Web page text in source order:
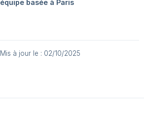
Mis à jour le : 02/10/2025